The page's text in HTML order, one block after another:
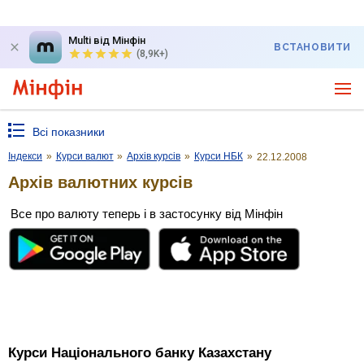
Multi від Мінфін
(8,9K+)
ВСТАНОВИТИ
Всі показники
Індекси » Курси валют » Архів курсів » Курси НБК » 22.12.2008
Архів валютних курсів
Все про валюту теперь і в застосунку від Мінфін
Курси Національного банку Казахстану